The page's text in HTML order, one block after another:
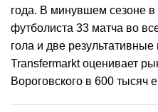
года. В минувшем сезоне в
футболиста 33 матча во
гола и две
Transfermarkt оценивает
Вороговского в 600 тысяч